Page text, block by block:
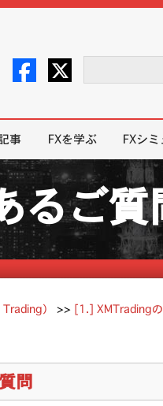
事 FXを学ぶ FXシ
るご質
） >> [1.] XMTrading
問